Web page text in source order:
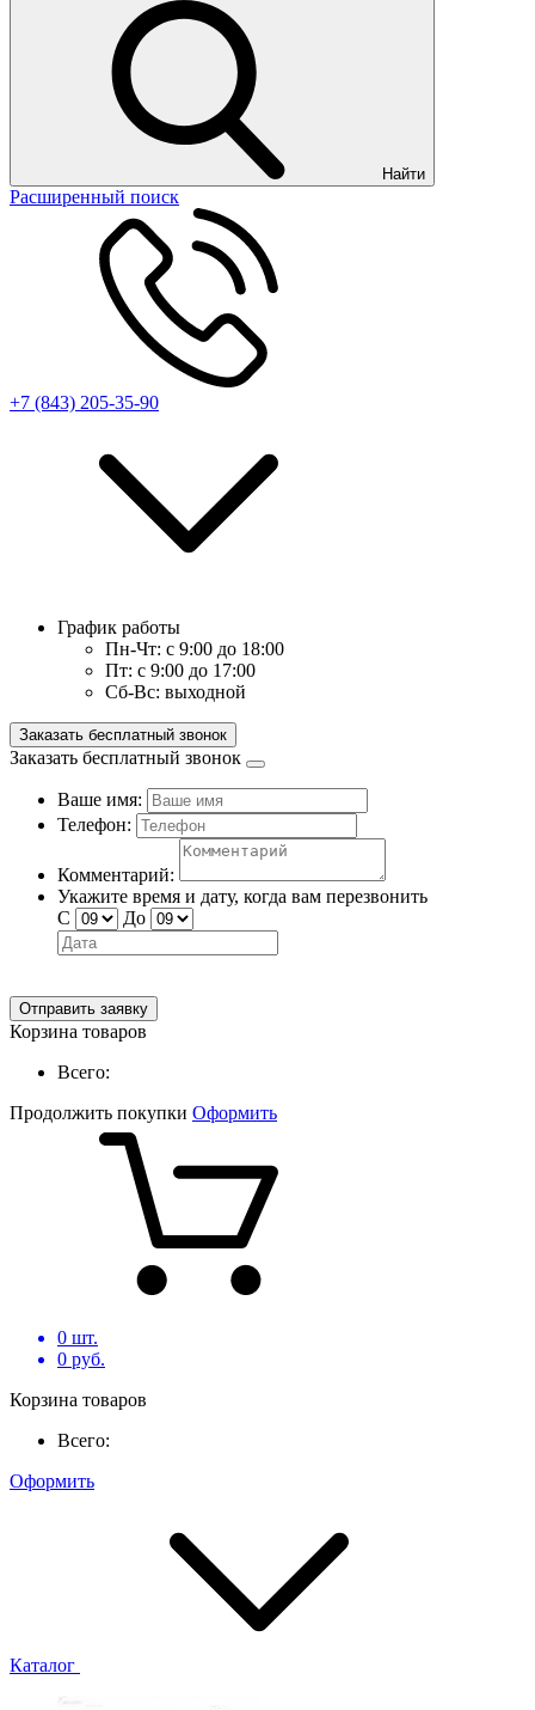
Найти
Расширенный поиск
+7 (843) 205-35-90
График работы
Пн-Чт: с 9:00 до 18:00
Пт: с 9:00 до 17:00
Сб-Вс: выходной
Заказать бесплатный звонок
Заказать бесплатный звонок
Ваше имя:
Телефон:
Комментарий:
Укажите время и дату, когда вам перезвонить
С
До
Отправить заявку
Корзина товаров
Всего:
Продолжить покупки Оформить
0 шт.
0 руб.
Корзина товаров
Всего:
Оформить
Каталог